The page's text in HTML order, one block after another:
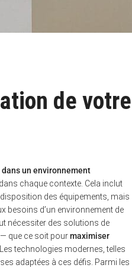
de votre
un environnement
dans chaque contexte. Cela inclut
disposition des équipements, mais
besoins d’un environnement de
nécessiter des solutions de
que ce soit pourmaximiser
technologies modernes, telles
adaptées à ces défis. Parmi les